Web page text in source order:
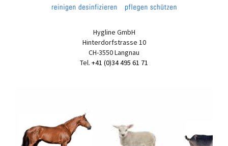
Hygline GmbH
Hinterdorfstrasse 10
CH-3550 Langnau
Tel. +41 (0)34 495 61 71